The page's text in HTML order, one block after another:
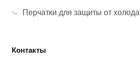
Перчатки для защиты от холода
Контакты